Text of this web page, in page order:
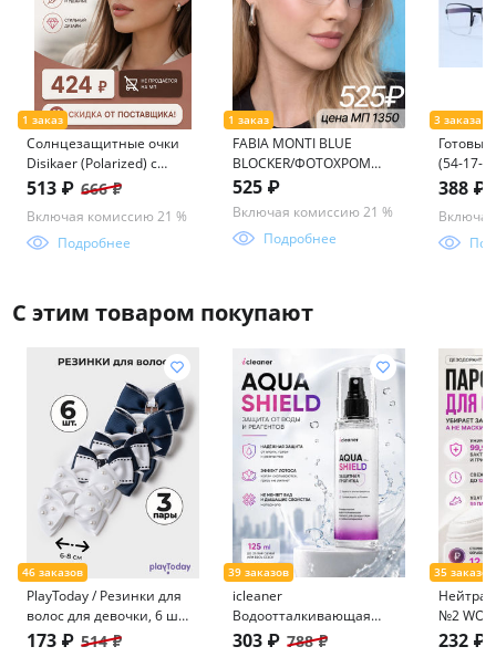
Солнцезащитные очки
Disikaer (Polarized) с
мешочком 0816 62-14-
513 ₽ 666 ₽
Включая комиссию 21 %
Подробнее
FABIA MONTI BLUE
BLOCKER/ФОТОХРОМ
FM0518 C1 56-19-152
525 ₽
Включая комиссию 21 %
Подробнее
Готовые
(54-17-
388 ₽
С этим товаром покупают
PlayToday / Резинки для
волос для девочки, 6 шт
в комплекте
173 ₽ 514 ₽
icleaner
Водоотталкивающая
пропитка Aqua shield 125
303 ₽ 788 ₽
№2
232 ₽